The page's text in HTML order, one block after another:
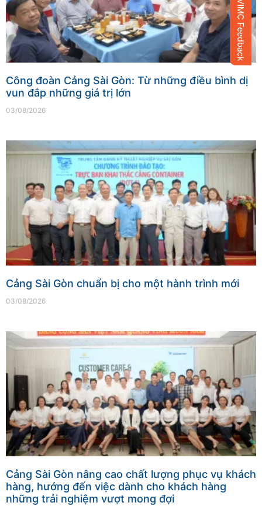
Công đoàn Cảng Sài Gòn: Từ những điều bình dị
vun đắp những giá trị lớn
03/08/2026
Cảng Sài Gòn chuẩn bị cho một hành trình mới
03/08/2026
Cảng Sài Gòn nâng cao chất lượng phục vụ khách
hàng, hướng đến việc dành cho khách hàng
những trải nghiệm vượt mong đợi